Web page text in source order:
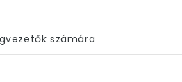
számára